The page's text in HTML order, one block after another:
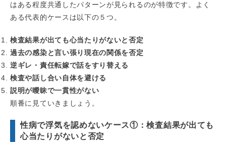
はある程度共通したパターンが見られるのが特徴です。よく
ある代表的ケースは以下の５つ。
検査結果が出ても心当たりがないと否定
過去の感染と言い張り現在の関係を否定
逆ギレ・責任転嫁で話をすり替える
検査や話し合い自体を避ける
説明が曖昧で一貫性がない
順番に見ていきましょう。
性病で浮気を認めないケース①：検査結果が出ても
心当たりがないと否定